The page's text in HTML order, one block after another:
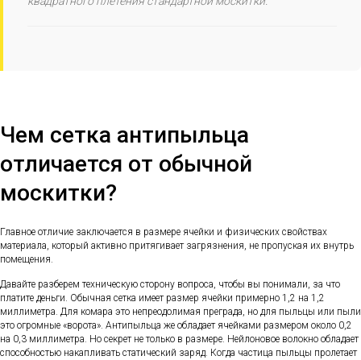
Чем сетка антипыльца
отличается от обычной
москитки?
Главное отличие заключается в размере ячейки и физических свойствах
материала, который активно притягивает загрязнения, не пропуская их внутрь
помещения.
Давайте разберем техническую сторону вопроса, чтобы вы понимали, за что
платите деньги. Обычная сетка имеет размер ячейки примерно 1,2 на 1,2
миллиметра. Для комара это непреодолимая преграда, но для пыльцы или пыли
это огромные «ворота». Антипыльца же обладает ячейками размером около 0,2
на 0,3 миллиметра. Но секрет не только в размере. Нейлоновое волокно обладает
способностью накапливать статический заряд. Когда частица пыльцы пролетает